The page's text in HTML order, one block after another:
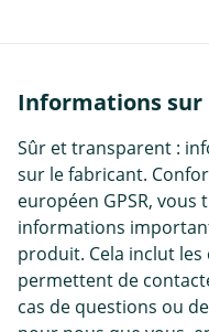
Informations
Sûr et transparent :
sur le fabricant.
européen GPSR,
informations
produit. Cela inclut
permettent de
cas de questions ou